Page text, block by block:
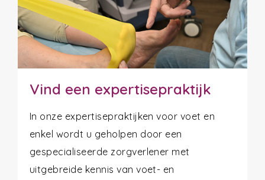
Vind een expertisepraktijk
In onze expertisepraktijken voor voet en
enkel wordt u geholpen door een
gespecialiseerde zorgverlener met
uitgebreide kennis van voet- en